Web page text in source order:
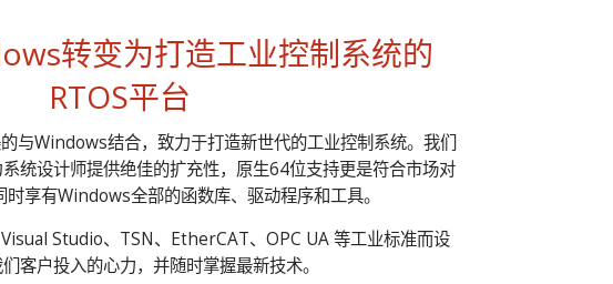
转变为打造工业控制系统的
RTOS平台
与Windows结合，致力于打造新世代的工业控制系统。我们
统设计师提供绝佳的扩充性，原生64位支持更是符合市场对
时享有Windows全部的函数库、驱动程序和工具。
Studio、TSN、EtherCAT、OPC UA 等工业标准而设
客户投入的心力，并随时掌握最新技术。